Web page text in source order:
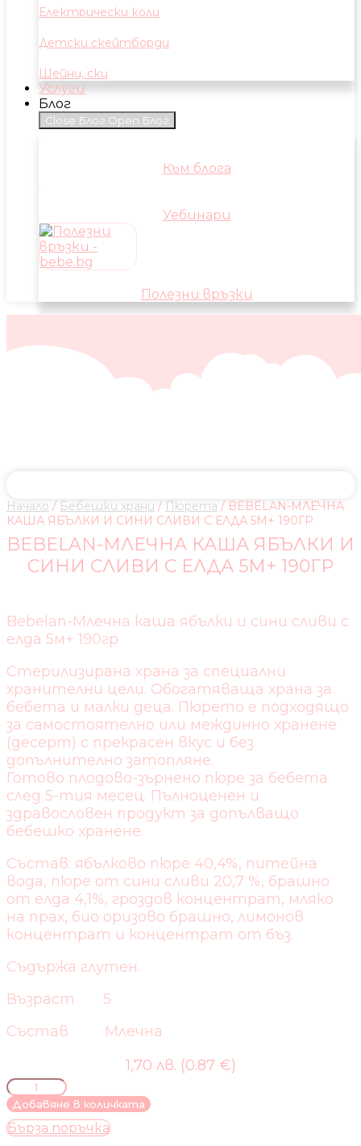
Електрически коли
Детски скейтборди
Шейни, ски
Услуги
Блог
Close Блог Open Блог
Към блога
Уебинари
Полезни връзки
Начало / Бебешки храни / Пюрета / BEBELAN-МЛЕЧНА
КАША ЯБЪЛКИ И СИНИ СЛИВИ С ЕЛДА 5М+ 190ГР
BEBELAN-МЛЕЧНА КАША ЯБЪЛКИ И
СИНИ СЛИВИ С ЕЛДА 5М+ 190ГР
Bebelan-Млечна каша ябълки и сини сливи с
елда 5м+ 190гр
Стерилизирана храна за специални
хранителни цели. Обогатяваща храна за
бебета и малки деца. Пюрето е подходящо
за самостоятелно или междинно хранене
(десерт) с прекрасен вкус и без
допълнително затопляне.
Готово плодово-зърнено пюре за бебета
след 5-тия месец. Пълноценен и
здравословен продукт за допълващо
бебешко хранене.
Състав: ябълково пюре 40,4%, питейна
вода, пюре от сини сливи 20,7 %, брашно
от елда 4,1%, гроздов концентрат, мляко
на прах, био оризово брашно, лимонов
концентрат и концентрат от бъз.
Съдържа глутен.
Възраст 5
Състав Млечна
1,70 лв. (0.87 €)
количество
за
BEBELAN-
МЛЕЧНА
Добавяне в количката
Бърза поръчка